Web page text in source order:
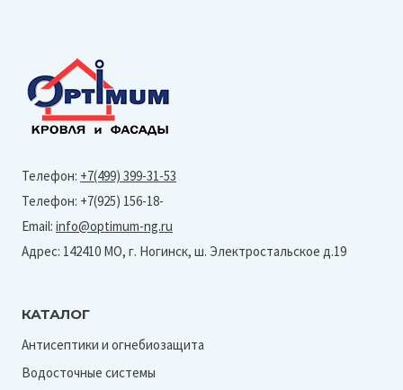
Телефон: +7(499) 399-31-53
Телефон: +7(925) 156-18-
Email: info@optimum-ng.ru
Адрес: 142410 МО, г. Ногинск, ш. Электростальское д.19
КАТАЛОГ
Антисептики и огнебиозащита
Водосточные системы